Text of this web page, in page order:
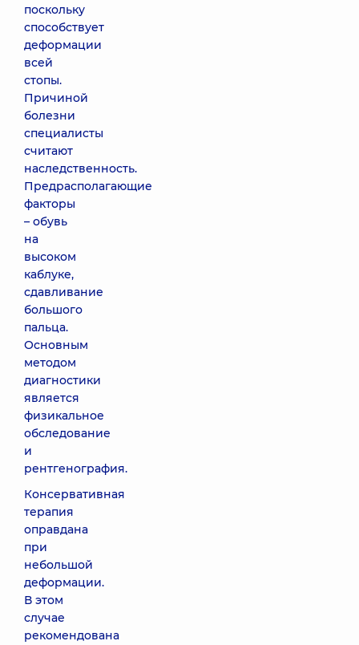
поскольку
способствует
деформации
всей
стопы.
Причиной
болезни
специалисты
считают
наследственность.
Предрасполагающие
факторы
– обувь
на
высоком
каблуке,
сдавливание
большого
пальца.
Основным
методом
диагностики
является
физикальное
обследование
и
рентгенография.
Консервативная
терапия
оправдана
при
небольшой
деформации.
В этом
случае
рекомендована